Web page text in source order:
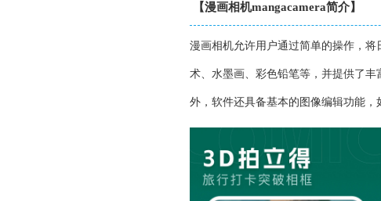
【漫画相机mangacamera简介】
漫画相机允许用户通过简单的操作，
术、水墨画、彩色铅笔等，并提供了
外，软件还具备基本的图像编辑功能，